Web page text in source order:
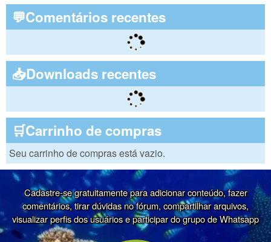
💬Comentários recentes
📥Downloads recentes
🛒Carrinho de compras
Seu carrinho de compras está vazio.
Cadastre-se gratuitamente para adicionar conteúdo, fazer
comentários, tirar dúvidas no fórum, compartilhar arquivos,
visualizar perfis dos usuários e participar do grupo de Whatsapp